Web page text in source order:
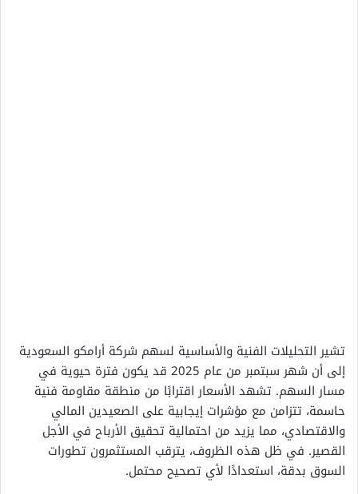
تشير التحليلات الفنية والأساسية لسهم شركة أرامكو السعودية
إلى أن شهر سبتمبر من عام 2025 قد يكون فترة حيوية في
مسار السهم. تشهد الأسعار اقترابًا من منطقة مقاومة فنية
حاسمة، تتزامن مع مؤشرات إيجابية على الصعيدين المالي
والاقتصادي، مما يزيد من احتمالية تحقيق الأرباح في الأجل
القصير. في ظل هذه الظروف، يترقب المستثمرون تطورات
السوق بدقة، استعدادًا لأي تصحيح محتمل.